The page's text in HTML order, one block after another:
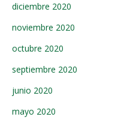
diciembre 2020
noviembre 2020
octubre 2020
septiembre 2020
junio 2020
mayo 2020